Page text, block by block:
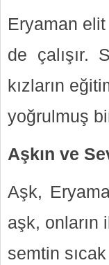
Eryaman
de çalışır.
kızların
yoğrulmuş
Aşkın ve
Aşk,
aşk, onların
semtin